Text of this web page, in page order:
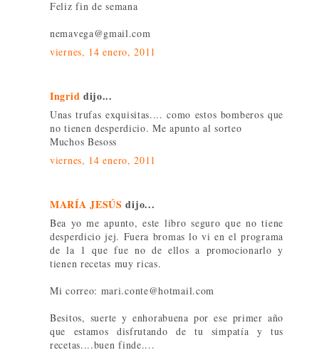
Feliz fin de semana
nemavega@gmail.com
viernes, 14 enero, 2011
Ingrid dijo...
Unas trufas exquisitas.... como estos bomberos que
no tienen desperdicio. Me apunto al sorteo
Muchos Besoss
viernes, 14 enero, 2011
MARÍA JESÚS dijo...
Bea yo me apunto, este libro seguro que no tiene
desperdicio jej. Fuera bromas lo vi en el programa
de la 1 que fue no de ellos a promocionarlo y
tienen recetas muy ricas.
Mi correo: mari.conte@hotmail.com
Besitos, suerte y enhorabuena por ese primer año
que estamos disfrutando de tu simpatía y tus
recetas....buen finde....